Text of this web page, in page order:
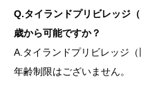
Q.タイランドプリビレッジ
歳から可能ですか？
A.タイランドプリビレッジ
年齢制限はございません。